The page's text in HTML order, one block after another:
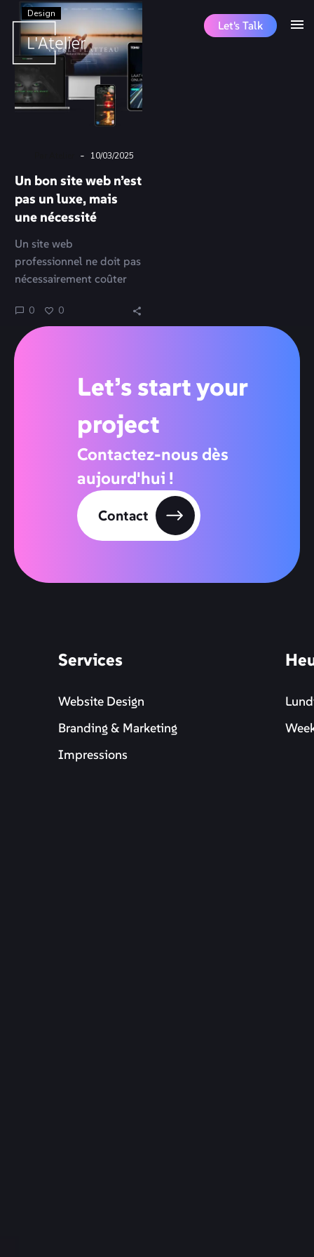
Let's Talk
Design
- 10/03/2025
Un bon site web n’est
pas un luxe, mais
une nécessité
Un site web
professionnel ne doit pas
nécessairement coûter
L’Atelier, nous sommes là
pour vous aider.
0 0
Let’s start your
project
Contactez-nous dès
aujourd'hui !
Contact
Services
Website Design
Branding & Marketing
Impressions